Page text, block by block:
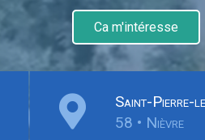
Ca m'intéresse
Saint-Pierre-
58 • Nièvre